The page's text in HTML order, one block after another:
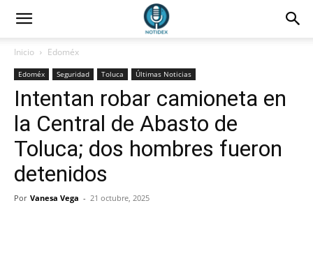
Inicio Edoméx
Edoméx Seguridad Toluca Últimas Noticias
Intentan robar camioneta en
la Central de Abasto de
Toluca; dos hombres fueron
detenidos
Por Vanesa Vega - 21 octubre, 2025